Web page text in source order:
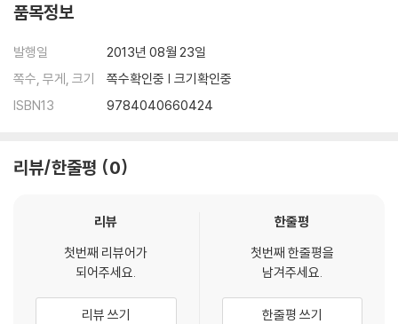
품목정보
발행일
2013년 08월 23일
쪽수, 무게, 크기
쪽수확인중 | 크기확인중
ISBN13
9784040660424
리뷰/한줄평 0
리뷰
첫번째 리뷰어가
되어주세요.
리뷰 쓰기
한줄평
첫번째 한줄평을
남겨주세요.
한줄평 쓰기